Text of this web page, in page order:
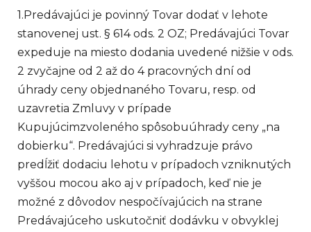
1.Predávajúci je povinný Tovar dodať v lehote
stanovenej ust. § 614 ods. 2 OZ; Predávajúci Tovar
expeduje na miesto dodania uvedené nižšie v ods.
2 zvyčajne od 2 až do 4 pracovných dní od
úhrady ceny objednaného Tovaru, resp. od
uzavretia Zmluvy v prípade
Kupujúcimzvoleného spôsobuúhrady ceny „na
dobierku“. Predávajúci si vyhradzuje právo
predĺžiť dodaciu lehotu v prípadoch vzniknutých
vyššou mocou ako aj v prípadoch, keď nie je
možné z dôvodov nespočívajúcich na strane
Predávajúceho uskutočniť dodávku v obvyklej